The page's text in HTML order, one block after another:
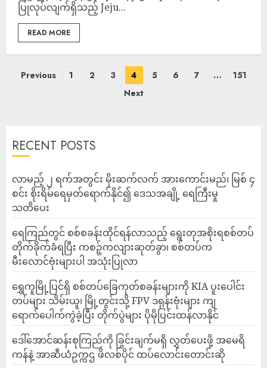
ပြုလုပ်လျက်ရှိသည့် Jeju...
READ MORE
Previous 1 2 3 4 5 6 7 …
151
Next
RECENT POSTS
လာမည့် ၂ ရက်အတွင်း မိုးဆက်လက် အားကောင်းမည်၊ မြစ် ၄
စင်း စိုးရိမ်ရေမှတ်ရောက်နိုင်၍ ဒေသအချို့ ရေကြီးမှု
သတိပေး
ရေကြည်တွင် စစ်စခန်းထိုင်ရန်လာသည့် ရွေးတုအစိုးရစစ်တပ်
တိုက်ခိုက်ခံရပြီး ကစဉ့်ကလျားဆုတ်ခွာ၊ စစ်တပ်က
မီးလောင်ဗုံးများပါ အသုံးပြုလာ
‎ရွှေကူမြို့ပြင်ရှိ စစ်တပ်ခြေကုတ်စခန်းများကို KIA ပူးပေါင်း
တပ်များ သိမ်းယူ၊ မြို့တွင်းသို့ FPV ဒရုန်းဗုံးများ ကျ
ရောက်ပေါက်ကွဲခဲ့ပြီး တိုက်ပွဲများ ပိုမိုပြင်းထန်လာနိုင်
ဒေါ်အောင်ဆန်းစုကြည်ကို ခြွင်းချက်မရှိ လွှတ်ပေးဖို့ အမေရိ
ကန်နဲ့ အာဆီယံဥက္ကဌ ဖိလစ်ပိုင် ထပ်လောင်းတောင်းဆို